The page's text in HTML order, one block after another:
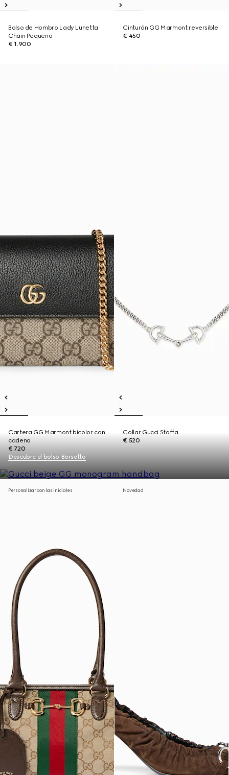
Bolso de Hombro Lady Lunetta
Chain Pequeño
€ 1.900
Cinturón GG Marmont reversible
€ 450
Cartera GG Marmont bicolor con
cadena
€ 720
Collar Gucci Staffa
€ 520
Descubre el bolso Borsetto
Personalizar con las iniciales Novedad